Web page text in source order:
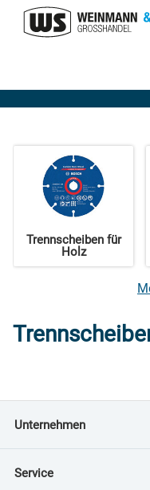
Trennen
Trennscheiben für
Holz
Unternehmen
Service